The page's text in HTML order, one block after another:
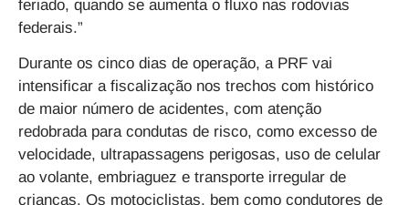
feriado, quando se aumenta o fluxo nas rodovias
federais.”
Durante os cinco dias de operação, a PRF vai
intensificar a fiscalização nos trechos com histórico
de maior número de acidentes, com atenção
redobrada para condutas de risco, como excesso de
velocidade, ultrapassagens perigosas, uso de celular
ao volante, embriaguez e transporte irregular de
crianças. Os motociclistas, bem como condutores de